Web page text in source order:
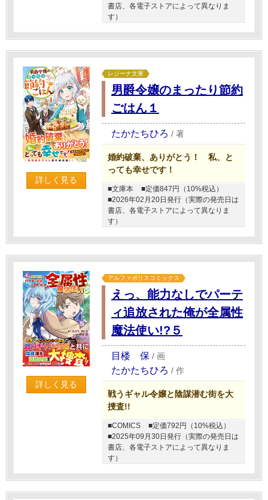
書店、各電子ストアによって異なりま
す）
詳しく見る
レジーナ文庫
男爵令嬢のまったり節約
ごはん１
たかたちひろ / 著
婚約破棄、ありがとう！ 私、と
っても幸せです！
■文庫本
■定価847円（10%税込）
■2026年02月20日発行（実際の発売日は
書店、各電子ストアによって異なりま
す）
詳しく見る
アルファポリスコミックス
えっ、能力なしでパーテ
ィ追放された俺が全属性
魔法使い!?５
目楼 保 / 画
たかたちひろ / 作
戦うギャル令嬢と陰謀潜む街を大
捜査!!
■COMICS
■定価792円（10%税込）
■2025年09月30日発行（実際の発売日は
書店、各電子ストアによって異なりま
す）